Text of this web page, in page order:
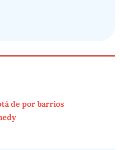
de por barrios